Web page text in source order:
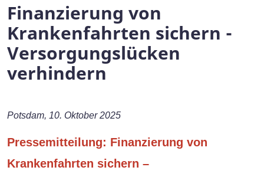
Finanzierung von
Krankenfahrten sichern -
Versorgungslücken
verhindern
Potsdam, 10. Oktober 2025
Pressemitteilung: Finanzierung von
Krankenfahrten sichern –